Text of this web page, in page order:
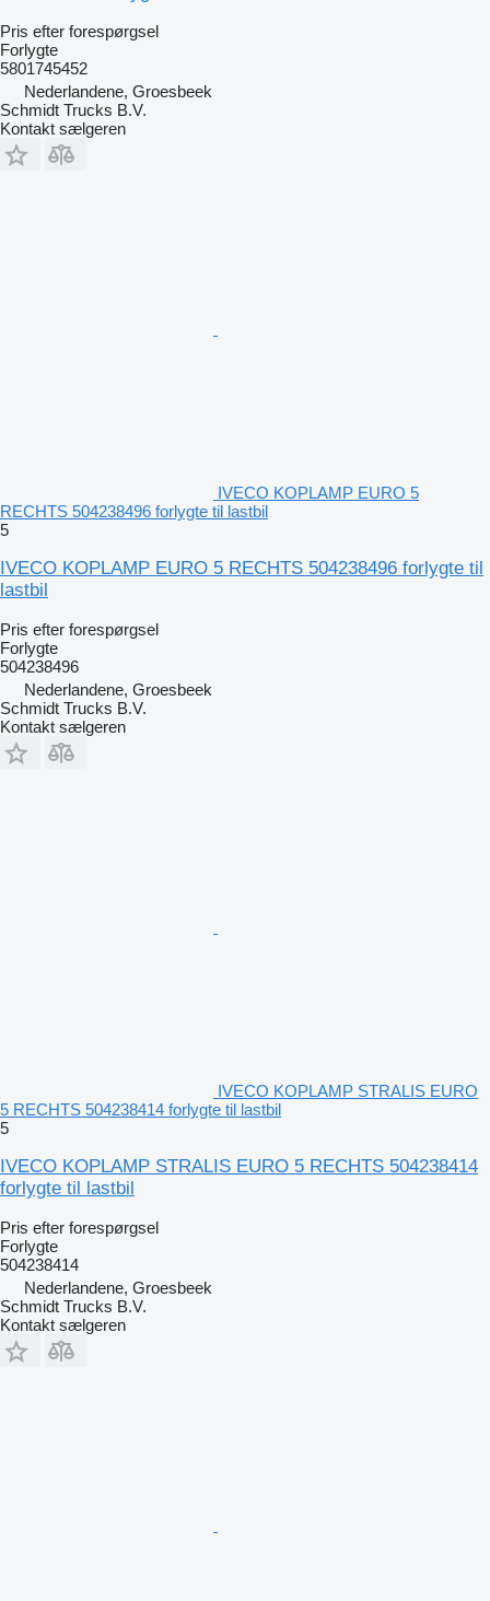
Pris efter forespørgsel
Forlygte
5801745452
Nederlandene, Groesbeek
Schmidt Trucks B.V.
Kontakt sælgeren
IVECO KOPLAMP EURO 5
RECHTS 504238496 forlygte til lastbil
5
IVECO KOPLAMP EURO 5 RECHTS 504238496 forlygte til
lastbil
Pris efter forespørgsel
Forlygte
504238496
Nederlandene, Groesbeek
Schmidt Trucks B.V.
Kontakt sælgeren
IVECO KOPLAMP STRALIS EURO
5 RECHTS 504238414 forlygte til lastbil
5
IVECO KOPLAMP STRALIS EURO 5 RECHTS 504238414
forlygte til lastbil
Pris efter forespørgsel
Forlygte
504238414
Nederlandene, Groesbeek
Schmidt Trucks B.V.
Kontakt sælgeren